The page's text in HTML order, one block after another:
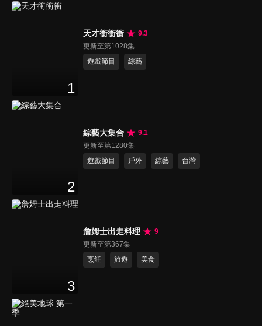
1
天才衝衝衝
9.3
更新至第1028集
遊戲節目
綜藝
2
綜藝大集合
9.1
更新至第1280集
遊戲節目
戶外 綜藝 台灣
3
詹姆士出走料理
9
更新至第367集
烹飪
旅遊 美食